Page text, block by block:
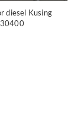
diesel Kusing